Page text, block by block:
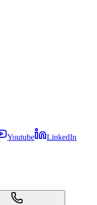
Youtube LinkedIn